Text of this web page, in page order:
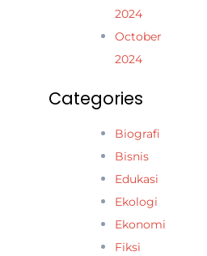
2024
October
2024
Categories
Biografi
Bisnis
Edukasi
Ekologi
Ekonomi
Fiksi